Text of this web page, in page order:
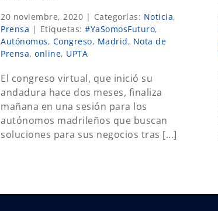
20 noviembre, 2020 | Categorías: Noticia,
Prensa | Etiquetas: #YaSomosFuturo,
Autónomos, Congreso, Madrid, Nota de
Prensa, online, UPTA
El congreso virtual, que inició su
andadura hace dos meses, finaliza
mañana en una sesión para los
autónomos madrileños que buscan
soluciones para sus negocios tras [...]